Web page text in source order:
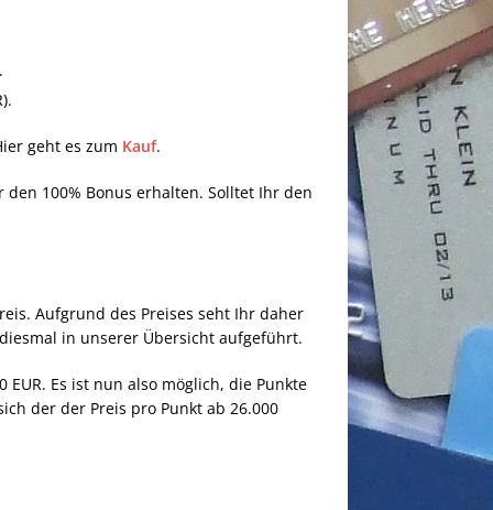
geht es zum Kauf.
100% Bonus erhalten. Solltet Ihr den
Aufgrund des Preises seht Ihr daher
in unserer Übersicht aufgeführt.
EUR. Es ist nun also möglich, die Punkte
der der Preis pro Punkt ab 26.000